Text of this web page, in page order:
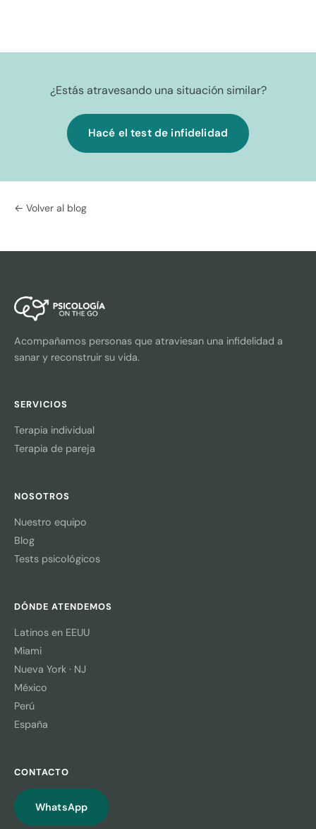
¿Estás atravesando una situación similar?
Hacé el test de infidelidad
← Volver al blog
Acompañamos personas que atraviesan una infidelidad a
sanar y reconstruir su vida.
SERVICIOS
Terapia individual
Terapia de pareja
NOSOTROS
Nuestro equipo
Blog
Tests psicológicos
DÓNDE ATENDEMOS
Latinos en EEUU
Miami
Nueva York · NJ
México
Perú
España
CONTACTO
WhatsApp